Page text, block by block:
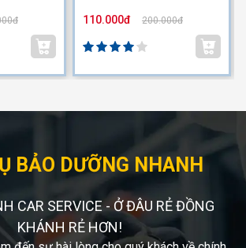
110.000đ 200.000đ
BẢO DƯỠNG NHANH
CAR SERVICE - Ở ĐÂU RẺ ĐỒNG
KHÁNH RẺ HƠN!